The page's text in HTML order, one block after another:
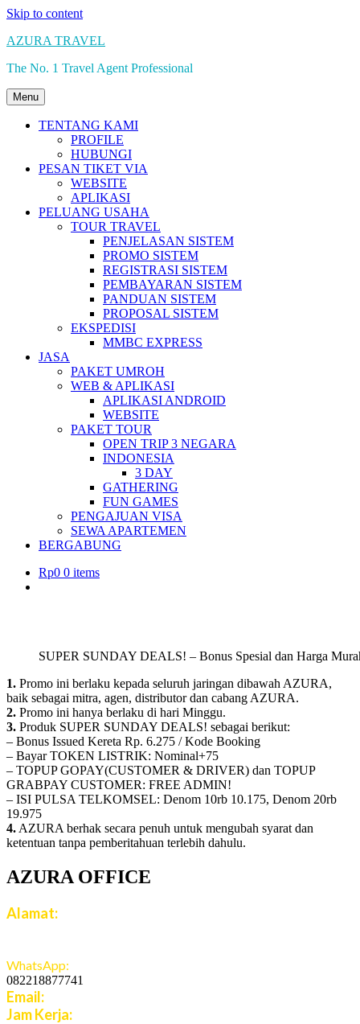
Skip to content
AZURA TRAVEL
The No. 1 Travel Agent Professional
Menu
TENTANG KAMI
PROFILE
HUBUNGI
PESAN TIKET VIA
WEBSITE
APLIKASI
PELUANG USAHA
TOUR TRAVEL
PENJELASAN SISTEM
PROMO SISTEM
REGISTRASI SISTEM
PEMBAYARAN SISTEM
PANDUAN SISTEM
PROPOSAL SISTEM
EKSPEDISI
MMBC EXPRESS
JASA
PAKET UMROH
WEB & APLIKASI
APLIKASI ANDROID
WEBSITE
PAKET TOUR
OPEN TRIP 3 NEGARA
INDONESIA
3 DAY
GATHERING
FUN GAMES
PENGAJUAN VISA
SEWA APARTEMEN
BERGABUNG
Rp0 0 items
SUPER SUNDAY DEALS! – Bonus Spesial dan Harga
1. Promo ini berlaku kepada seluruh jaringan dibawah AZURA,
baik sebagai mitra, agen, distributor dan cabang AZURA.
2. Promo ini hanya berlaku di hari Minggu.
3. Produk SUPER SUNDAY DEALS! sebagai berikut:
– Bonus Issued Kereta Rp. 6.275 / Kode Booking
– Bayar TOKEN LISTRIK: Nominal+75
– TOPUP GOPAY(CUSTOMER & DRIVER) dan TOPUP
GRABPAY CUSTOMER: FREE ADMIN!
– ISI PULSA TELKOMSEL: Denom 10rb 10.175, Denom 20rb
19.975
4. AZURA berhak secara penuh untuk mengubah syarat dan
ketentuan tanpa pemberitahuan terlebih dahulu.
AZURA OFFICE
Alamat:
WhatsApp:
082218877741
Email:
Jam Kerja: